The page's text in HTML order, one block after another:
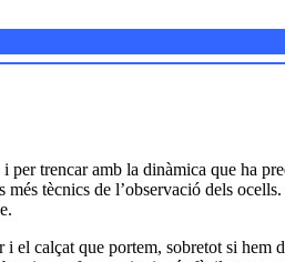
per trencar amb la dinàmica que ha
més tècnics de l’observació dels
el calçat que portem, sobretot si hem